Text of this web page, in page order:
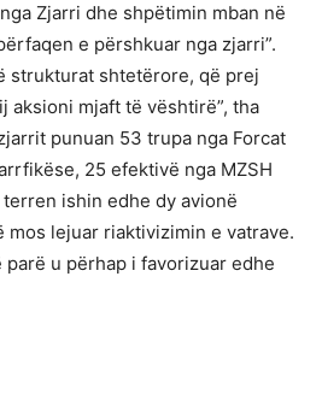
Zjarri dhe shpëtimin mban në
e përshkuar nga zjarri”.
strukturat shtetërore, që prej
aksioni mjaft të vështirë”, tha
punuan 53 trupa nga Forcat
25 efektivë nga MZSH
ishin edhe dy avionë
mos lejuar riaktivizimin e vatrave.
u përhap i favorizuar edhe